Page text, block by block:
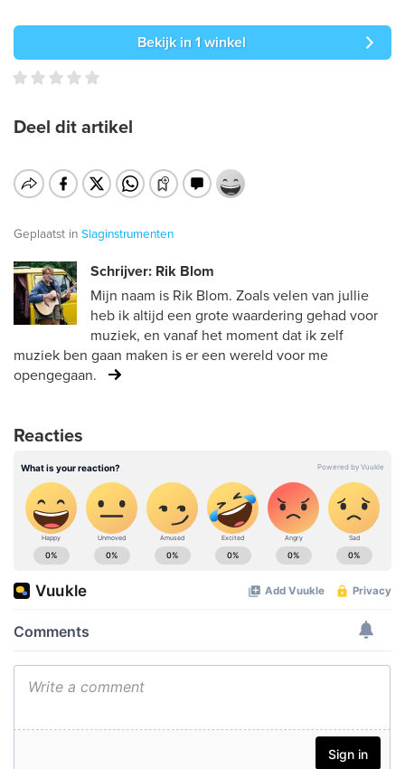
Bekijk in 1 winkel
Deel dit artikel
Geplaatst in Slaginstrumenten
Schrijver: Rik Blom
Mijn naam is Rik Blom. Zoals velen van jullie
heb ik altijd een grote waardering gehad voor
muziek, en vanaf het moment dat ik zelf
muziek ben gaan maken is er een wereld voor me
opengegaan.
Reacties